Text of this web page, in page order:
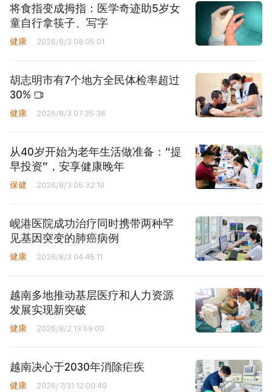
将食指变成拇指：医学奇迹助5岁女
童自行拿筷子、写字
健康 2026/8/3 08:05:01
胡志明市有7个地方全民体检率超过
30%
健康 2026/8/3 07:35:38
从40岁开始为老年生活做准备：“提
早投资”，安享健康晚年
保健 2026/8/3 05:32:19
岘港医院成功治疗同时携带两种罕
见基因突变的肺癌病例
健康 2026/8/3 04:45:11
越南多地推动基层医疗和人力资源
发展实现新突破
健康 2026/8/2 13:59:00
越南决心于2030年消除疟疾
健康 2026/7/31 12:00:49